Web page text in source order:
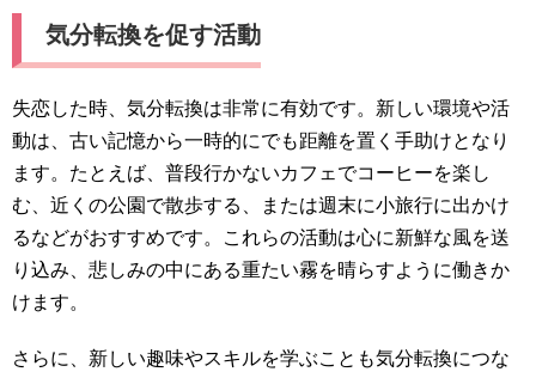
気分転換を促す活動
失恋した時、気分転換は非常に有効です。新しい環境や活
動は、古い記憶から一時的にでも距離を置く手助けとなり
ます。たとえば、普段行かないカフェでコーヒーを楽し
む、近くの公園で散歩する、または週末に小旅行に出かけ
るなどがおすすめです。これらの活動は心に新鮮な風を送
り込み、悲しみの中にある重たい霧を晴らすように働きか
けます。
さらに、新しい趣味やスキルを学ぶことも気分転換につな